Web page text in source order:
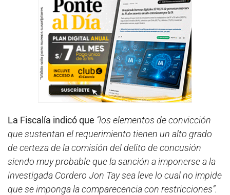
La Fiscalía indicó que “los elementos de convicción
que sustentan el requerimiento tienen un alto grado
de certeza de la comisión del delito de concusión
siendo muy probable que la sanción a imponerse a la
investigada Cordero Jon Tay sea leve lo cual no impide
que se imponga la comparecencia con restricciones”.